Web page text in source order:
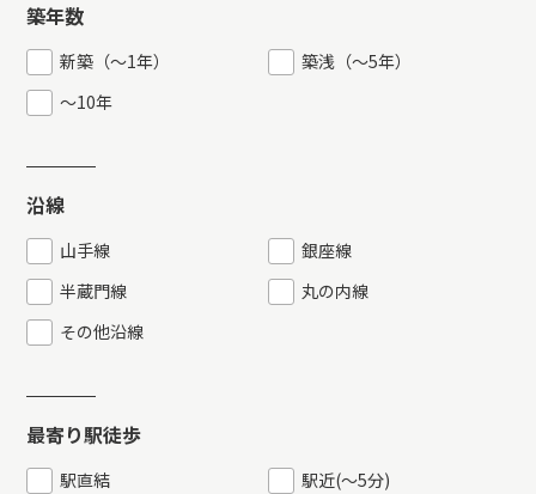
築年数
新築（〜1年）
築浅（〜5年）
～10年
沿線
山手線
銀座線
半蔵門線
丸の内線
その他沿線
最寄り駅徒歩
駅直結 駅近(〜5分)